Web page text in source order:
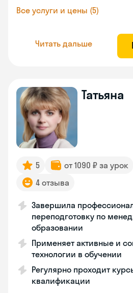
Все услуги и цены (5)
Читать дальше
Татьяна
5 от 1090 ₽ за урок
4 отзыва
Завершила
переподготовку по
образовании
Применяет активные и
технологии в обучении
Регулярно проходит
квалификации